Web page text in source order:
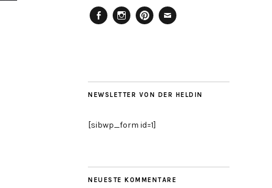
NEWSLETTER VON DER HELDIN
[sibwp_form id=1]
NEUESTE KOMMENTARE